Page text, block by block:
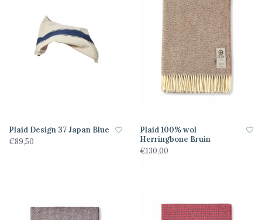
Plaid Design 37 Japan Blue
€89,50
Plaid 100% wol
Herringbone Bruin
€130,00